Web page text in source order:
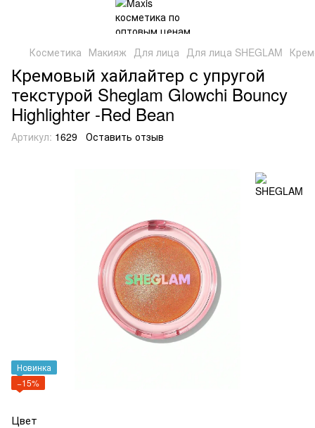
Косметика Макияж Для лица Для лица SHEGLAM
Кремовый хайлайтер с упругой
текстурой Sheglam Glowchi Bouncy
Highlighter -Red Bean
Артикул: 1629 Оставить отзыв
Новинка
−15%
Цвет